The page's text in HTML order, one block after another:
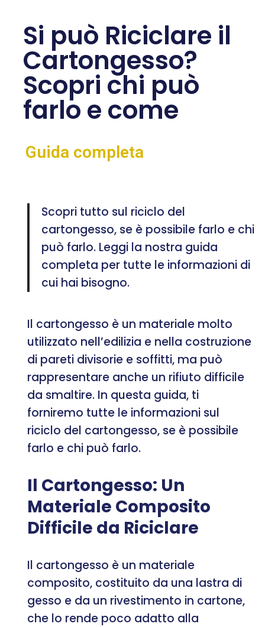
Si può Riciclare il
Cartongesso?
Scopri chi può
farlo e come
Guida completa
Scopri tutto sul riciclo del
cartongesso, se è possibile farlo e chi
può farlo. Leggi la nostra guida
completa per tutte le informazioni di
cui hai bisogno.
Il cartongesso è un materiale molto
utilizzato nell’edilizia e nella costruzione
di pareti divisorie e soffitti, ma può
rappresentare anche un rifiuto difficile
da smaltire. In questa guida, ti
forniremo tutte le informazioni sul
riciclo del cartongesso, se è possibile
farlo e chi può farlo.
Il Cartongesso: Un
Materiale Composito
Difficile da Riciclare
Il cartongesso è un materiale
composito, costituito da una lastra di
gesso e da un rivestimento in cartone,
che lo rende poco adatto alla